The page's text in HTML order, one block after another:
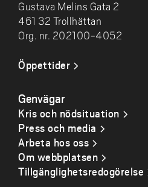
Gustava Melins Gata 2
461 32 Trollhättan
Org. nr. 202100-4052
Öppettider
Genvägar
Kris och nödsituation
Press och media
Arbeta hos oss
Om webbplatsen
Tillgänglighetsredogörelse